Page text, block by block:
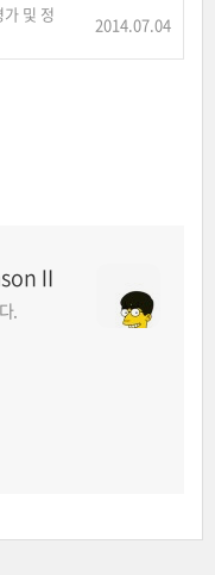
및 정
2014.07.04
.